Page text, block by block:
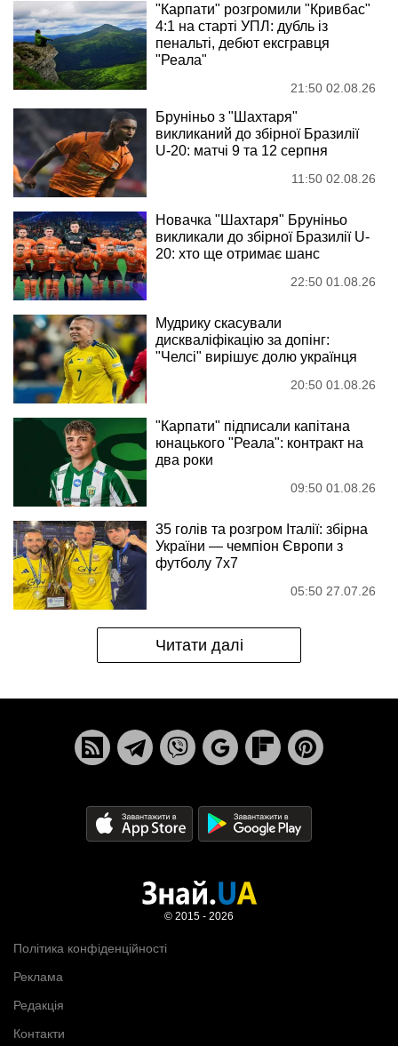
"Карпати" розгромили "Кривбас"
4:1 на старті УПЛ: дубль із
пенальті, дебют ексгравця
"Реала"
21:50 02.08.26
Бруніньо з "Шахтаря"
викликаний до збірної Бразилії
U-20: матчі 9 та 12 серпня
11:50 02.08.26
Новачка "Шахтаря" Бруніньо
викликали до збірної Бразилії U-
20: хто ще отримає шанс
22:50 01.08.26
Мудрику скасували
дискваліфікацію за допінг:
"Челсі" вирішує долю українця
20:50 01.08.26
"Карпати" підписали капітана
юнацького "Реала": контракт на
два роки
09:50 01.08.26
35 голів та розгром Італії: збірна
України — чемпіон Європи з
футболу 7х7
05:50 27.07.26
Читати далі
Політика конфіденційності
Реклама
Редакція
Контакти
© 2015 - 2026